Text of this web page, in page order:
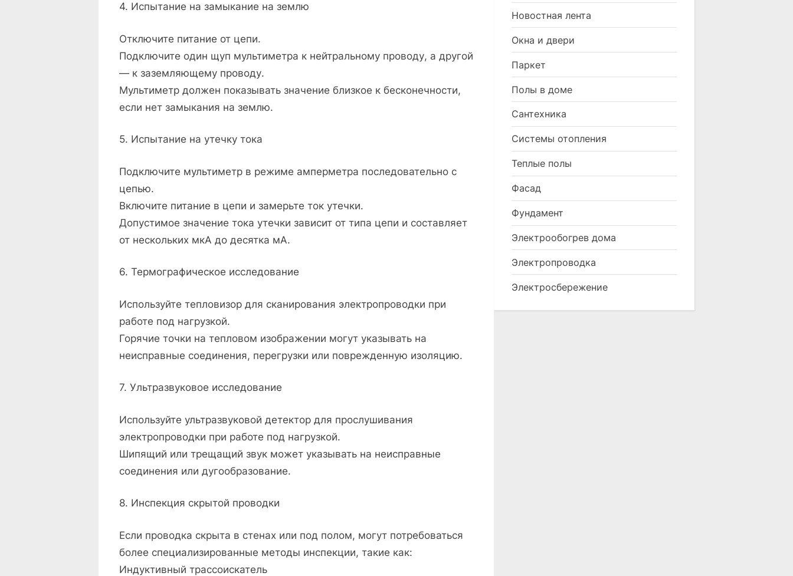
4. Испытание на замыкание на землю
Отключите питание от цепи.
Подключите один щуп мультиметра к нейтральному проводу, а другой
— к заземляющему проводу.
Мультиметр должен показывать значение близкое к бесконечности,
если нет замыкания на землю.
5. Испытание на утечку тока
Подключите мультиметр в режиме амперметра последовательно с
цепью.
Включите питание в цепи и замерьте ток утечки.
Допустимое значение тока утечки зависит от типа цепи и составляет
от нескольких мкА до десятка мА.
6. Термографическое исследование
Используйте тепловизор для сканирования электропроводки при
работе под нагрузкой.
Горячие точки на тепловом изображении могут указывать на
неисправные соединения, перегрузки или поврежденную изоляцию.
7. Ультразвуковое исследование
Используйте ультразвуковой детектор для прослушивания
электропроводки при работе под нагрузкой.
Шипящий или трещащий звук может указывать на неисправные
соединения или дугообразование.
8. Инспекция скрытой проводки
Если проводка скрыта в стенах или под полом, могут потребоваться
более специализированные методы инспекции, такие как:
Индуктивный трассоискатель
Новостная лента
Окна и двери
Паркет
Полы в доме
Сантехника
Системы отопления
Теплые полы
Фасад
Фундамент
Электрообогрев дома
Электропроводка
Электросбережение